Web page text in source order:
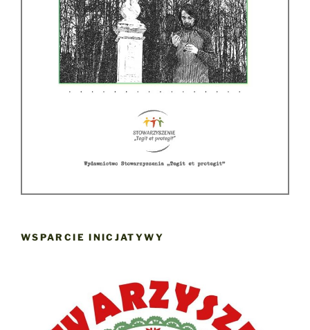
WSPARCIE INICJATYWY